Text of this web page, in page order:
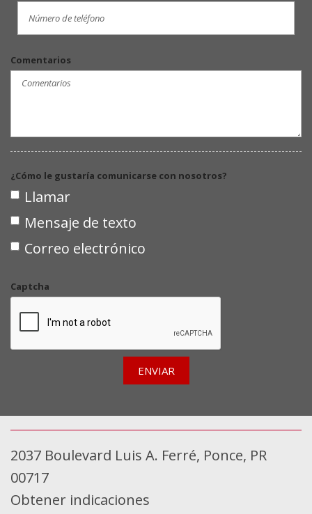
Comentarios
¿Cómo le gustaría comunicarse con nosotros?
Llamar
Mensaje de texto
Correo electrónico
Captcha
ENVIAR
2037 Boulevard Luis A. Ferré, Ponce, PR
00717
Obtener indicaciones